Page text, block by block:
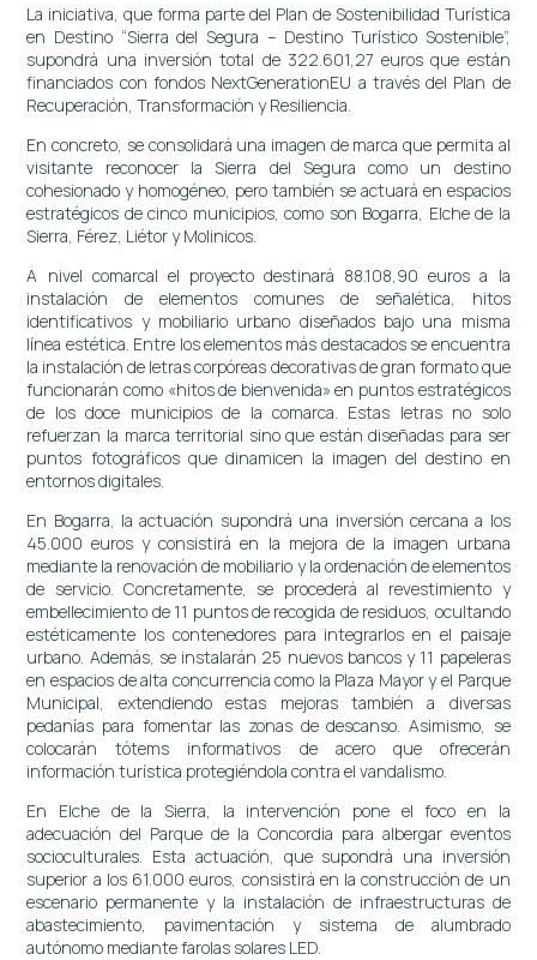
La iniciativa, que forma parte del Plan de Sostenibilidad Turística
en Destino “Sierra del Segura – Destino Turístico Sostenible”,
supondrá una inversión total de 322.601,27 euros que están
financiados con fondos NextGenerationEU a través del Plan de
Recuperación, Transformación y Resiliencia.
En concreto, se consolidará una imagen de marca que permita al
visitante reconocer la Sierra del Segura como un destino
cohesionado y homogéneo, pero también se actuará en espacios
estratégicos de cinco municipios, como son Bogarra, Elche de la
Sierra, Férez, Liétor y Molinicos.
A nivel comarcal el proyecto destinará 88.108,90 euros a la
instalación de elementos comunes de señalética, hitos
identificativos y mobiliario urbano diseñados bajo una misma
línea estética. Entre los elementos más destacados se encuentra
la instalación de letras corpóreas decorativas de gran formato que
funcionarán como «hitos de bienvenida» en puntos estratégicos
de los doce municipios de la comarca. Estas letras no solo
refuerzan la marca territorial sino que están diseñadas para ser
puntos fotográficos que dinamicen la imagen del destino en
entornos digitales.
En Bogarra, la actuación supondrá una inversión cercana a los
45.000 euros y consistirá en la mejora de la imagen urbana
mediante la renovación de mobiliario y la ordenación de elementos
de servicio. Concretamente, se procederá al revestimiento y
embellecimiento de 11 puntos de recogida de residuos, ocultando
estéticamente los contenedores para integrarlos en el paisaje
urbano. Además, se instalarán 25 nuevos bancos y 11 papeleras
en espacios de alta concurrencia como la Plaza Mayor y el Parque
Municipal, extendiendo estas mejoras también a diversas
pedanías para fomentar las zonas de descanso. Asimismo, se
colocarán tótems informativos de acero que ofrecerán
información turística protegiéndola contra el vandalismo.
En Elche de la Sierra, la intervención pone el foco en la
adecuación del Parque de la Concordia para albergar eventos
socioculturales. Esta actuación, que supondrá una inversión
superior a los 61.000 euros, consistirá en la construcción de un
escenario permanente y la instalación de infraestructuras de
abastecimiento, pavimentación y sistema de alumbrado
autónomo mediante farolas solares LED.